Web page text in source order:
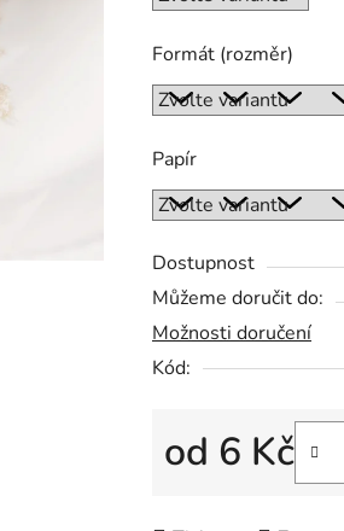
Formát (rozměr)
Papír
Dostupnost
Můžeme doručit do:
Možnosti doručení
Kód:
od 6 Kč